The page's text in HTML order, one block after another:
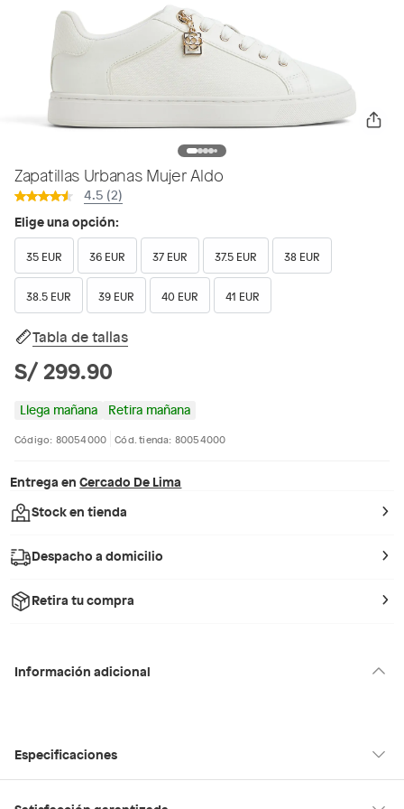
Zapatillas Urbanas Mujer Aldo
4.5 (2)
Elige una opción:
35 EUR 36 EUR 37 EUR 37.5 EUR 38 EUR
38.5 EUR 39 EUR 40 EUR 41 EUR
Tabla de tallas
S/ 299.90
Llega mañana Retira mañana
Código: 80054000 Cód. tienda: 80054000
Entrega en Cercado De Lima
Stock en tienda
Despacho a domicilio
Retira tu compra
Información adicional
Especificaciones